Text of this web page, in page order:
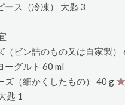
ース（冷凍） 大匙 3
（ビン詰のもの又は自家製）
ーグルト 60 ml
ズ（細かくしたもの） 40 g ★
匙 1